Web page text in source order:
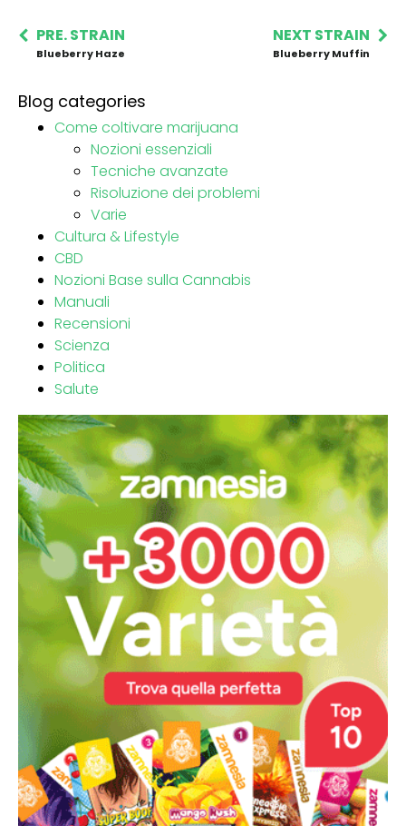
PRE. STRAIN
Blueberry Haze
NEXT STRAIN
Blueberry Muffin
Blog categories
Come coltivare marijuana
Nozioni essenziali
Tecniche avanzate
Risoluzione dei problemi
Varie
Cultura & Lifestyle
CBD
Nozioni Base sulla Cannabis
Manuali
Recensioni
Scienza
Politica
Salute